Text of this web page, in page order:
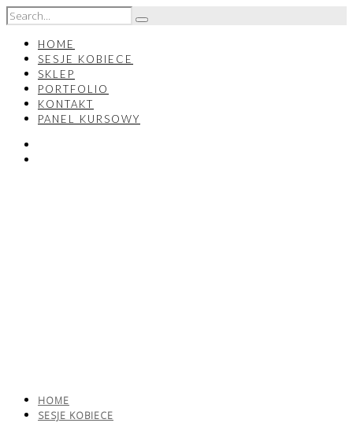
HOME
SESJE KOBIECE
SKLEP
PORTFOLIO
KONTAKT
PANEL KURSOWY
HOME
SESJE KOBIECE